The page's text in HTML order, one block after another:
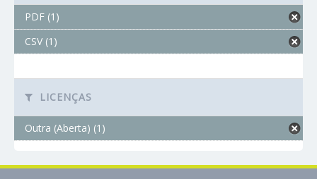
PDF (1)
CSV (1)
LICENÇAS
Outra (Aberta) (1)